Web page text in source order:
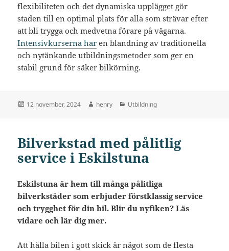
flexibiliteten och det dynamiska upplägget gör
staden till en optimal plats för alla som strävar efter
att bli trygga och medvetna förare på vägarna.
Intensivkurserna har en blandning av traditionella
och nytänkande utbildningsmetoder som ger en
stabil grund för säker bilkörning.
Postat
12 november, 2024 Författare
henry Kategorier
Utbildning
Bilverkstad med pålitlig
service i Eskilstuna
Eskilstuna är hem till många pålitliga
bilverkstäder som erbjuder förstklassig service
och trygghet för din bil. Blir du nyfiken? Läs
vidare och lär dig mer.
Att hålla bilen i gott skick är något som de flesta